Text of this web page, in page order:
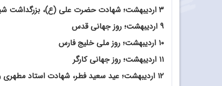
۳ اردیبهشت؛ شهادت حضرت علی (ع)، بزرگداشت شیخ بهایی
9 اردیبهشت؛ روز جهانی قدس
۱۰ اردیبهشت؛ روز ملی خلیج فارس
۱۱ اردیبهشت؛ روز جهانی کارگر
۱۲ اردیبهشت؛ عید سعید فطر، شهادت استاد مطهری و روز معلم